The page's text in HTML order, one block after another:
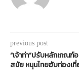
previous post
“เจ้าท่า”ปรับหลักเกณ
สมัย หนุนไทยฮับท่องเที่